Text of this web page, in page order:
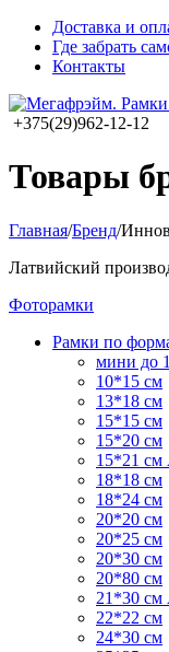
Доставка и
Где забрать
Контакты
+375(29)962-12-12
Товары
Главная/Бренд/
Латвийский
Фоторамки
Рамки по
мини до
10*15 см
13*18 см
15*15 см
15*20 см
15*21 см
18*18 см
18*24 см
20*20 см
20*25 см
20*30 см
20*80 см
21*30 см
22*22 см
24*30 см